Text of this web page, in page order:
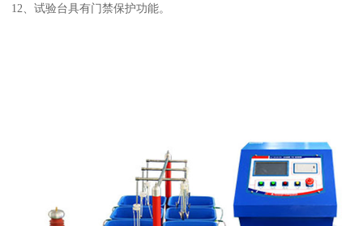
12、试验台具有门禁保护功能。